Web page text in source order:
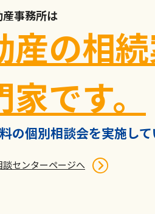
産事務所は
産の相
です。
の個別相談会を実施して
談センターページへ